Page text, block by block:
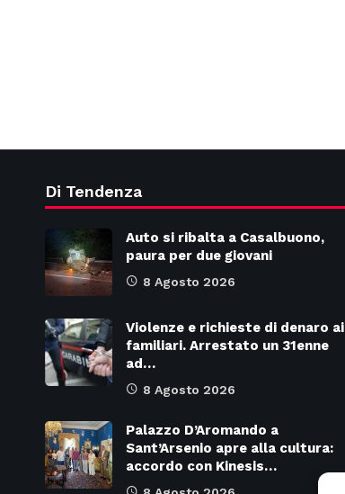
Di Tendenza
Auto si ribalta a Casalbuono,
paura per due giovani
8 Agosto 2026
Violenze e richieste di denaro ai
familiari. Arrestato un 31enne
ad…
8 Agosto 2026
Palazzo D’Aromando a
Sant’Arsenio apre alla cultura:
accordo con Kinesis…